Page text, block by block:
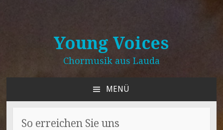
Young Voices
Chormusik aus Lauda
MENÜ
SPRINGEN
So erreichen Sie uns